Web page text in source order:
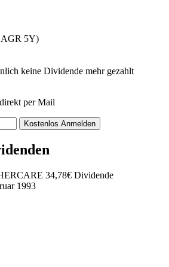
5Y)
keine Dividende mehr gezahlt
per Mail
Kostenlos Anmelden
34,78€ Dividende
1993